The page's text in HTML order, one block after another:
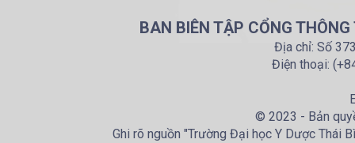
BAN BIÊN TẬP CỔNG
Địa chỉ: Số
Điện thoại:
© 2023 - Bản
Ghi rõ nguồn "Trường Đại học Y Dược Thái